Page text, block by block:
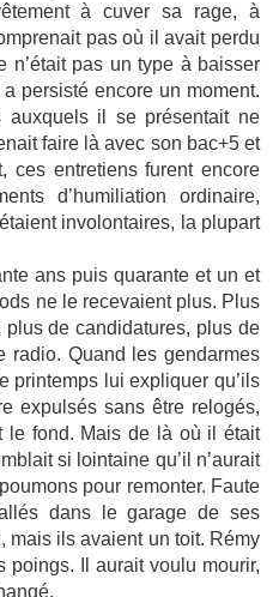
à cuver sa rage, à
pas où il avait perdu
n’était pas un type à baisser
persisté encore un moment.
auxquels il se présentait ne
faire là avec son bac+5 et
ces entretiens furent encore
d’humiliation ordinaire,
involontaires, la plupart
ans puis quarante et un et
ne le recevaient plus. Plus
plus de candidatures, plus de
radio. Quand les gendarmes
printemps lui expliquer qu’ils
expulsés sans être relogés,
le fond. Mais de là où il était
si lointaine qu’il n’aurait
pour remonter. Faute
dans le garage de ses
mais ils avaient un toit. Rémy
poings. Il aurait voulu mourir,